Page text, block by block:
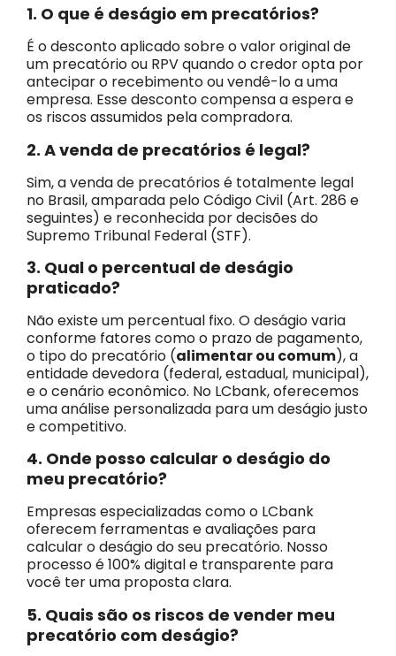
1. O que é deságio em precatórios?
É o desconto aplicado sobre o valor original de
um precatório ou RPV quando o credor opta por
antecipar o recebimento ou vendê-lo a uma
empresa. Esse desconto compensa a espera e
os riscos assumidos pela compradora.
2. A venda de precatórios é legal?
Sim, a venda de precatórios é totalmente legal
no Brasil, amparada pelo Código Civil (Art. 286 e
seguintes) e reconhecida por decisões do
Supremo Tribunal Federal (STF).
3. Qual o percentual de deságio
praticado?
Não existe um percentual fixo. O deságio varia
conforme fatores como o prazo de pagamento,
o tipo do precatório (alimentar ou comum), a
entidade devedora (federal, estadual, municipal),
e o cenário econômico. No LCbank, oferecemos
uma análise personalizada para um deságio justo
e competitivo.
4. Onde posso calcular o deságio do
meu precatório?
Empresas especializadas como o LCbank
oferecem ferramentas e avaliações para
calcular o deságio do seu precatório. Nosso
processo é 100% digital e transparente para
você ter uma proposta clara.
5. Quais são os riscos de vender meu
precatório com deságio?